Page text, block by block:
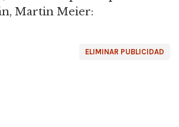
Martin Meier:
ELIMINAR PUBLICIDAD